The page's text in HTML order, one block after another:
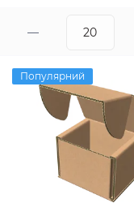
Популярний